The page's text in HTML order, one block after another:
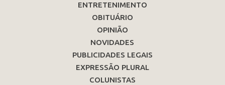
ENTRETENIMENTO
OBITUÁRIO
OPINIÃO
NOVIDADES
PUBLICIDADES LEGAIS
EXPRESSÃO PLURAL
COLUNISTAS